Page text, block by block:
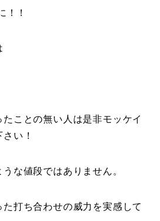
！！
ことの無い人は是非モッケイ
い！
な値段ではありません。
打ち合わせの威力を実感して